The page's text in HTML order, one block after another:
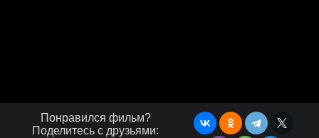
Понравился фильм?
Поделитесь с друзьями: